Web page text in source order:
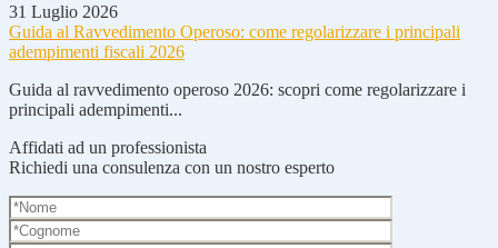
31 Luglio 2026
Guida al Ravvedimento Operoso: come regolarizzare i principali
adempimenti fiscali 2026
Guida al ravvedimento operoso 2026: scopri come regolarizzare i
principali adempimenti...
Affidati ad un professionista
Richiedi una consulenza con un nostro esperto